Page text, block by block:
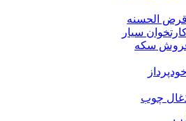
الحسنه
سیار
سکه
چوب